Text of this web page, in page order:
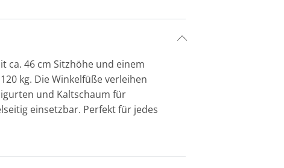
ca. 46 cm Sitzhöhe und einem
kg. Die Winkelfüße verleihen
und Kaltschaum für
einsetzbar. Perfekt für jedes